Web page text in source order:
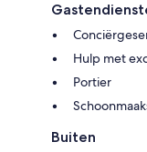
Hulp met
Portier
Buiten